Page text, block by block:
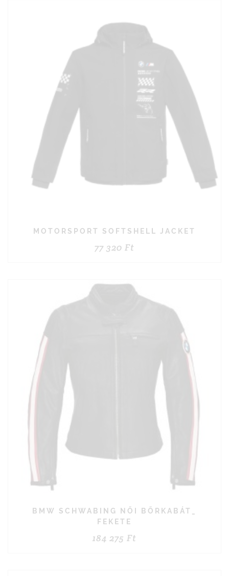
MOTORSPORT SOFTSHELL JACKET
77 320 Ft
BMW SCHWABING NŐI BŐRKABÁT_
FEKETE
184 275 Ft